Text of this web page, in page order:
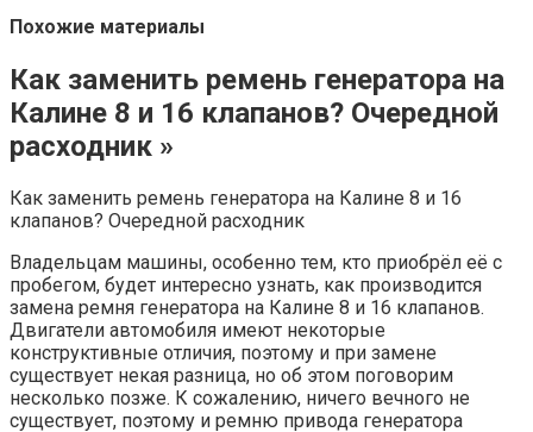
Похожие материалы
Как заменить ремень генератора на
Калине 8 и 16 клапанов? Очередной
расходник »
Как заменить ремень генератора на Калине 8 и 16
клапанов? Очередной расходник
Владельцам машины, особенно тем, кто приобрёл её с
пробегом, будет интересно узнать, как производится
замена ремня генератора на Калине 8 и 16 клапанов.
Двигатели автомобиля имеют некоторые
конструктивные отличия, поэтому и при замене
существует некая разница, но об этом поговорим
несколько позже. К сожалению, ничего вечного не
существует, поэтому и ремню привода генератора